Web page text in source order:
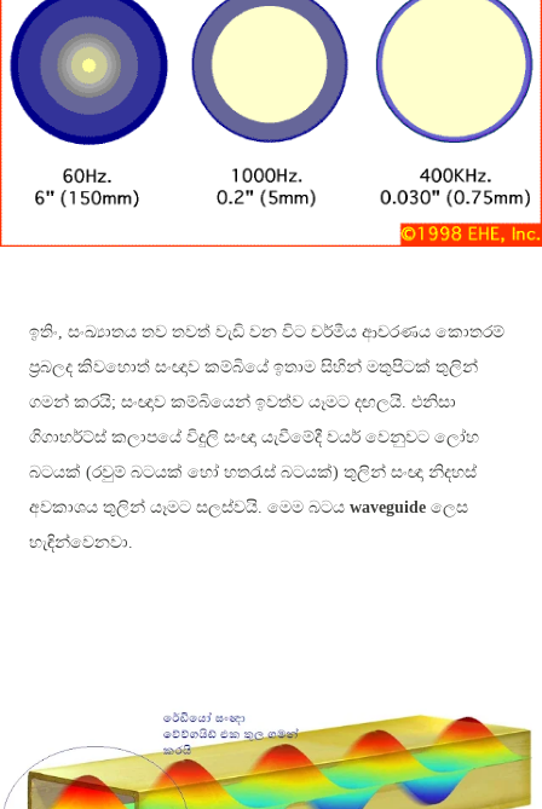
ඉතිං, සංඛ්‍යාතය තව තවත් වැඩි වන විට චර්මීය ආචරණය කොතරම්
ප්‍රබලද කිවහොත් සංඥාව කම්බියේ ඉතාම සිහින් මතුපිටක් තුලින්
ගමන් කරයි; සංඥාව කම්බියෙන් ඉවත්ව යෑමට දඟලයි. එනිසා
ගිගාහර්ට්ස් කලාපයේ විදුලි සංඥා යැවීමේදී වයර් වෙනුවට ලෝහ
බටයක් (රවුම් බටයක් හෝ හතරැස් බටයක්) තුලින් සංඥා නිදහස්
අවකාශය තුලින් යෑමට සලස්වයි. මෙම බටය waveguide ලෙස
හැඳින්වෙනවා.